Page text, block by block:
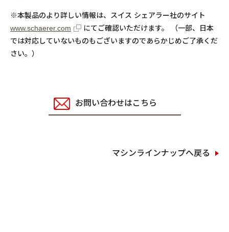
※本製品のより詳しい情報は、スイス シェアラー社のサイト
www.schaerer.com
にてご確認いただけます。 （一部、日本
では対応していないものもございますのであらかじめご了承くだ
さい。）
お問い合わせはこちら
マシンラインナップへ戻る